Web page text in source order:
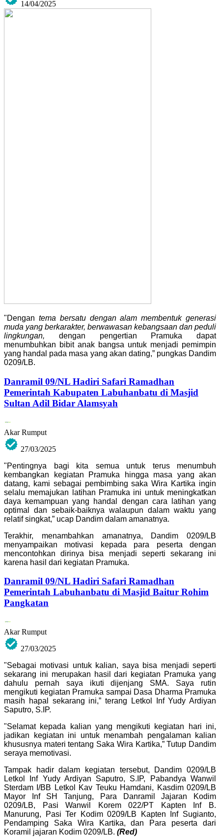
14/04/2025
"Dengan tema bersatu dengan alam membentuk generasi
muda yang berkarakter, berwawasan kebangsaan dan peduli
lingkungan, dengan pengertian Pramuka dapat
menumbuhkan bibit anak bangsa untuk menjadi pemimpin
yang handal pada masa yang akan dating,” pungkas Dandim
0209/LB.
Danramil 09/NL Hadiri Safari Ramadhan
Pemerintah Kabupaten Labuhanbatu di Masjid
Sultan Adil Bidar Alamsyah
Akar Rumput
27/03/2025
"Pentingnya bagi kita semua untuk terus menumbuh
kembangkan kegiatan Pramuka hingga masa yang akan
datang, kami sebagai pembimbing saka Wira Kartika ingin
selalu memajukan latihan Pramuka ini untuk meningkatkan
daya kemampuan yang handal dengan cara latihan yang
optimal dan sebaik-baiknya walaupun dalam waktu yang
relatif singkat,” ucap Dandim dalam amanatnya.
Terakhir, menambahkan amanatnya, Dandim 0209/LB
menyampaikan motivasi kepada para peserta dengan
mencontohkan dirinya bisa menjadi seperti sekarang ini
karena hasil dari kegiatan Pramuka.
Danramil 09/NL Hadiri Safari Ramadhan
Pemerintah Labuhanbatu di Masjid Baitur Rohim
Pangkatan
Akar Rumput
27/03/2025
"Sebagai motivasi untuk kalian, saya bisa menjadi seperti
sekarang ini merupakan hasil dari kegiatan Pramuka yang
dahulu pernah saya ikuti dijenjang SMA. Saya rutin
mengikuti kegiatan Pramuka sampai Dasa Dharma Pramuka
masih hapal sekarang ini,” terang Letkol Inf Yudy Ardiyan
Saputro, S.IP.
"Selamat kepada kalian yang mengikuti kegiatan hari ini,
jadikan kegiatan ini untuk menambah pengalaman kalian
khususnya materi tentang Saka Wira Kartika,” Tutup Dandim
seraya memotivasi.
Tampak hadir dalam kegiatan tersebut, Dandim 0209/LB
Letkol Inf Yudy Ardiyan Saputro, S.IP, Pabandya Wanwil
Sterdam I/BB Letkol Kav Teuku Hamdani, Kasdim 0209/LB
Mayor Inf SH Tanjung, Para Danramil Jajaran Kodim
0209/LB, Pasi Wanwil Korem 022/PT Kapten Inf B.
Manurung, Pasi Ter Kodim 0209/LB Kapten Inf Sugianto,
Pendamping Saka Wira Kartika, dan Para peserta dari
Koramil jajaran Kodim 0209/LB. (Red)